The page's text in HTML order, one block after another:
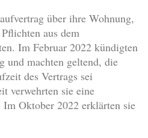
über ihre Wohnung,
aus dem
Im Februar 2022 kündigten
und machten geltend, die
des Vertrags sei
verwehrten sie eine
Oktober 2022 erklärten sie